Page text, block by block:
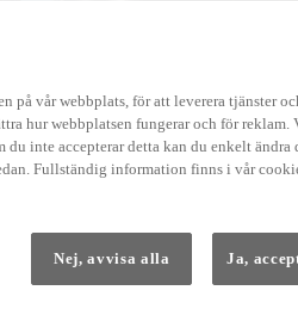
Från 569 900 kr
Från 3 958 kr/mån
HYBRID
på vår webbplats, för att leverera tjänster
hur webbplatsen fungerar och för reklam.
inte accepterar detta kan du enkelt ändra
Fullständig information finns i vår
Nej, avvisa alla Ja,